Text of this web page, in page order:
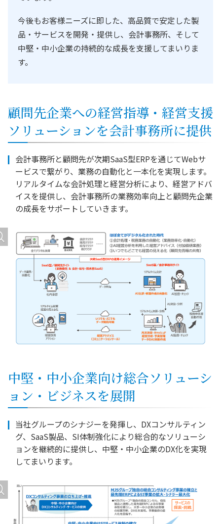
今後もお客様ニーズに即した、高品質で安定した製
品・サービスを開発・提供し、会計事務所、そして
中堅・中小企業の持続的な成長を支援してまいりま
す。
顧問先企業への経営指導・経営⽀援
ソリューションを会計事務所に提供
会計事務所と顧問先が次期SaaS型ERPを通じてWebサ
ービスで繋がり、業務の自動化と一本化を実現します。
リアルタイムな会計処理と経営分析により、経営アドバ
イスを提供し、会計事務所の業務効率向上と顧問先企業
の成長をサポートしていきます。
中堅・中小企業向け総合ソリューシ
ョン・ビジネスを展開
当社グループのシナジーを発揮し、DXコンサルティン
グ、SaaS製品、SI体制強化により総合的なソリューシ
ョンを継続的に提供し、中堅・中小企業のDX化を実現
してまいります。